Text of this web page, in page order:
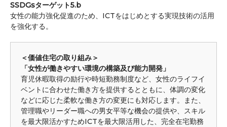
SSDGsターゲット5.b
女性の能力強化促進のため、ICTをはじめとする実現技術の活用
を強化する。
＜価値住宅の取り組み＞
「女性が働きやすい環境の構築及び能力開発」
育児休暇取得の励行や時短勤務制度など、女性のライフイ
ベントに合わせた働き方を提供するとともに、体調の変化
などに応じた柔軟な働き方の変更にも対応します。また、
管理職やリーダー職への男女平等な機会の提供や、スキル
を最大限活かすためICTを最大限活用した、完全在宅勤務